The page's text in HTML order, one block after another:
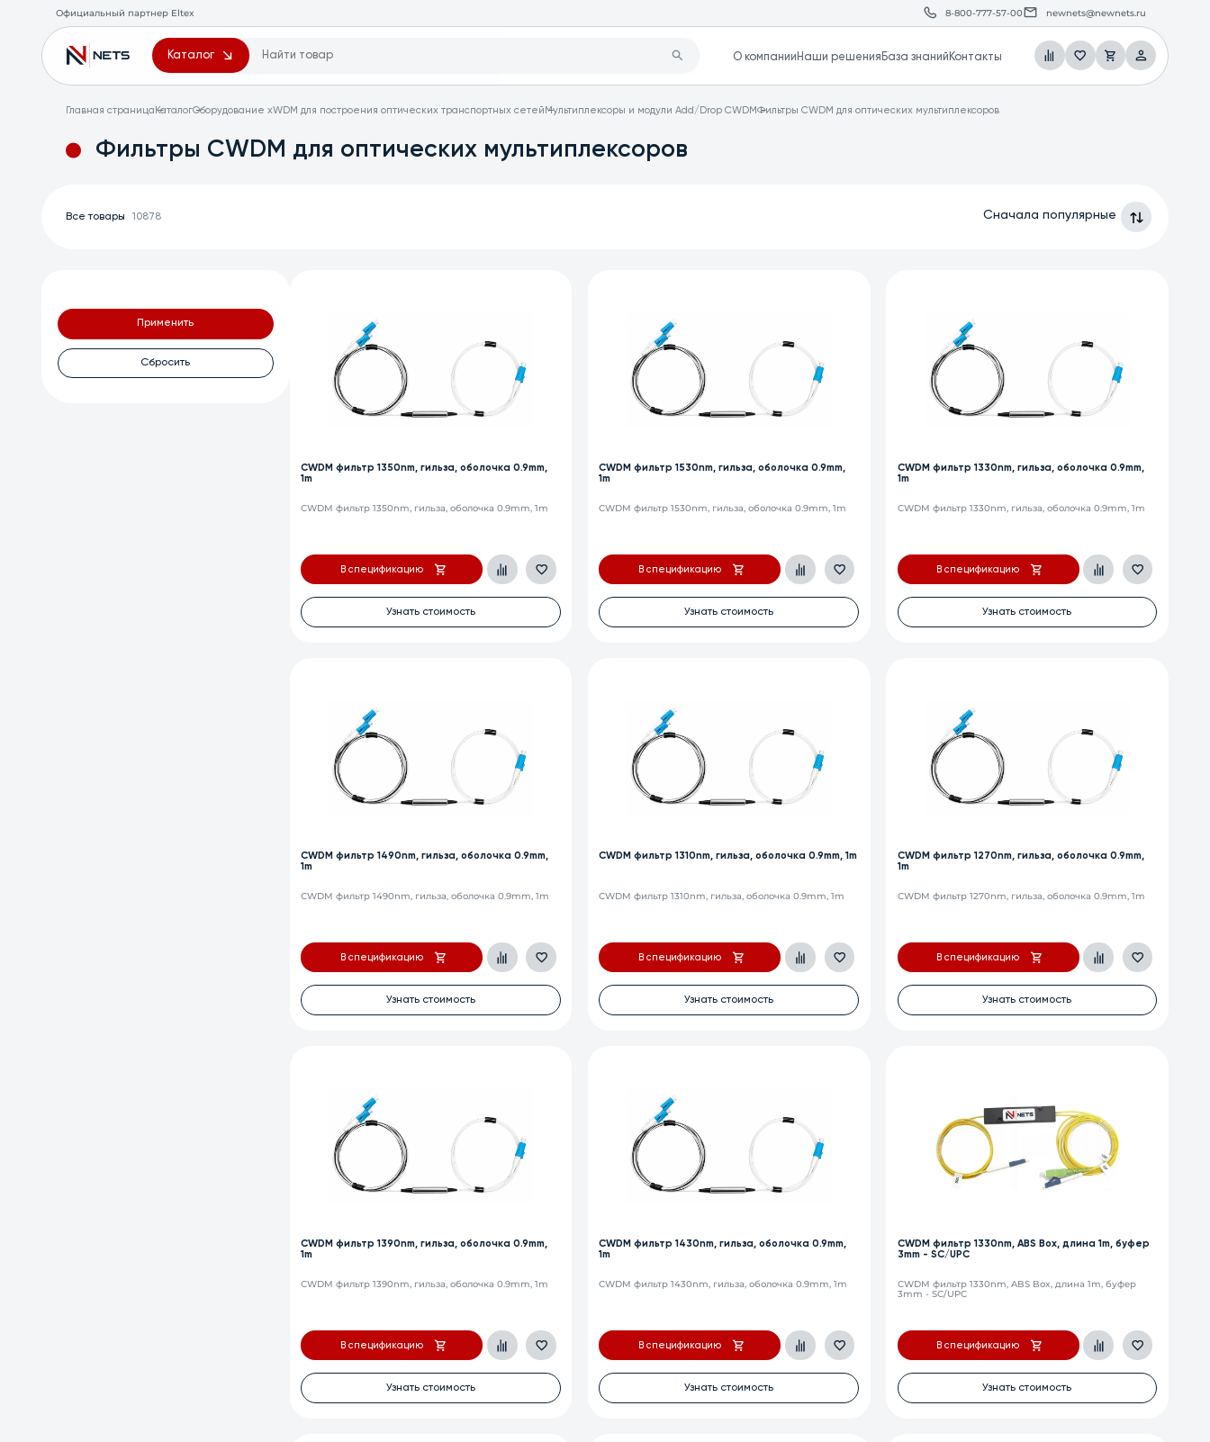
Официальный партнер Eltex 8-800-777-57-00 newnets@newnets.ru
Каталог О компании Наши решения База знаний Контакты
Главная страницаКаталогОборудование xWDM для построения оптических транспортных сетейМультиплексоры и модули Add/Drop CWDMФильтры CWDM для оптических мультиплексоров
Фильтры CWDM для оптических мультиплексоров
Все товары 10878 Сначала популярные
Применить
Сбросить
CWDM фильтр 1350nm, гильза, оболочка 0.9mm,
1m
CWDM фильтр 1350nm, гильза, оболочка 0.9mm, 1m
В спецификацию
Узнать стоимость
CWDM фильтр 1530nm, гильза, оболочка 0.9mm,
1m
CWDM фильтр 1530nm, гильза, оболочка 0.9mm, 1m
В спецификацию
Узнать стоимость
CWDM фильтр 1330nm, гильза, оболочка 0.9mm,
1m
CWDM фильтр 1330nm, гильза, оболочка 0.9mm, 1m
В спецификацию
Узнать стоимость
CWDM фильтр 1490nm, гильза, оболочка 0.9mm,
1m
CWDM фильтр 1490nm, гильза, оболочка 0.9mm, 1m
В спецификацию
Узнать стоимость
CWDM фильтр 1310nm, гильза, оболочка 0.9mm, 1m
CWDM фильтр 1310nm, гильза, оболочка 0.9mm, 1m
В спецификацию
Узнать стоимость
CWDM фильтр 1270nm, гильза, оболочка 0.9mm,
1m
CWDM фильтр 1270nm, гильза, оболочка 0.9mm, 1m
В спецификацию
Узнать стоимость
CWDM фильтр 1390nm, гильза, оболочка 0.9mm,
1m
CWDM фильтр 1390nm, гильза, оболочка 0.9mm, 1m
В спецификацию
Узнать стоимость
CWDM фильтр 1430nm, гильза, оболочка 0.9mm,
1m
CWDM фильтр 1430nm, гильза, оболочка 0.9mm, 1m
В спецификацию
Узнать стоимость
CWDM фильтр 1330nm, ABS Box, длина 1m, буфер
3mm - SC/UPC
CWDM фильтр 1330nm, ABS Box, длина 1m, буфер
3mm - SC/UPC
В спецификацию
Узнать стоимость